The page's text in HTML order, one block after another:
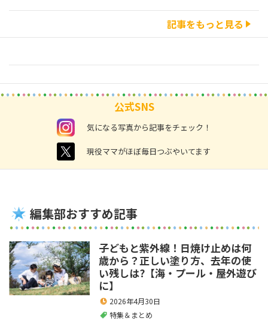
記事をもっと見る
公式SNS
instagram 気になる写真から記事をチェック！
twitter 現役ママがほぼ毎日つぶやいてます
編集部おすすめ記事
子どもと紫外線！日焼け止めは何
歳から？正しい塗り方、去年の使
い残しは?【海・プール・屋外遊び
に】
2026年4月30日
特集＆まとめ